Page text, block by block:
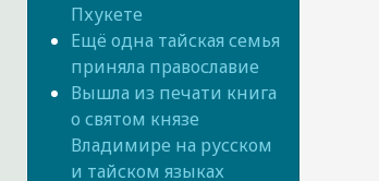
Пхукете
Ещё одна тайская семья
приняла православие
Вышла из печати книга
о святом князе
Владимире на русском
и тайском языках